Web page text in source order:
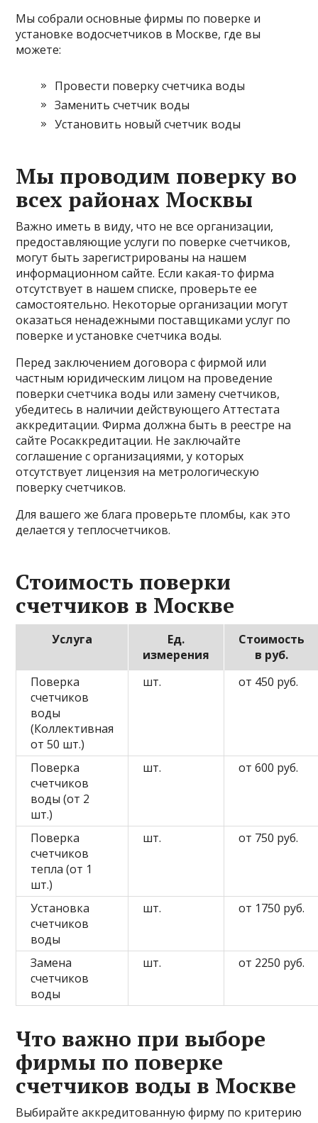
Мы собрали основные фирмы по поверке и
установке водосчетчиков в Москве, где вы
можете:
Провести поверку счетчика воды
Заменить счетчик воды
Установить новый счетчик воды
Мы проводим поверку во
всех районах Москвы
Важно иметь в виду, что не все организации,
предоставляющие услуги по поверке счетчиков,
могут быть зарегистрированы на нашем
информационном сайте. Если какая-то фирма
отсутствует в нашем списке, проверьте ее
самостоятельно. Некоторые организации могут
оказаться ненадежными поставщиками услуг по
поверке и установке счетчика воды.
Перед заключением договора с фирмой или
частным юридическим лицом на проведение
поверки счетчика воды или замену счетчиков,
убедитесь в наличии действующего Аттестата
аккредитации. Фирма должна быть в реестре на
сайте Росаккредитации. Не заключайте
соглашение с организациями, у которых
отсутствует лицензия на метрологическую
поверку счетчиков.
Для вашего же блага проверьте пломбы, как это
делается у теплосчетчиков.
Стоимость поверки
счетчиков в Москве
Услуга
Ед.
измерения
Стоимость
в руб.
Поверка
счетчиков
воды
(Коллективная
от 50 шт.)
шт. от 450 руб.
Поверка
счетчиков
воды (от 2
шт.)
шт. от 600 руб.
Поверка
счетчиков
тепла (от 1
шт.)
шт. от 750 руб.
Установка
счетчиков
воды
шт. от 1750 руб.
Замена
счетчиков
воды
шт. от 2250 руб.
Что важно при выборе
фирмы по поверке
счетчиков воды в Москве
Выбирайте аккредитованную фирму по критерию